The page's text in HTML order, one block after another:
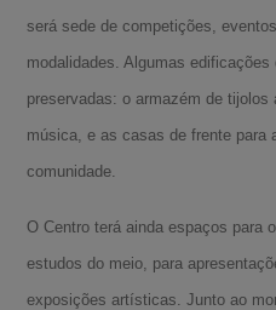
será sede de competições,
modalidades. Algumas
preservadas: o armazém de
música, e as casas de frente para
comunidade.
O Centro terá ainda espaços para
estudos do meio, para
exposições artísticas. Junto ao